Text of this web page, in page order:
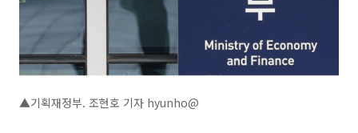
▲기획재정부. 조현호 기자 hyunho@